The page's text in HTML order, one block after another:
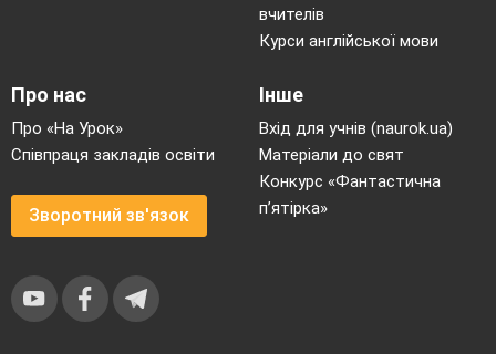
вчителів
Курси англійської мови
Про нас
Про «На Урок»
Співпраця закладів освіти
Зворотний зв'язок
Інше
Вхід для учнів (naurok.ua)
Матеріали до свят
Конкурс «Фантастична
п’ятірка»